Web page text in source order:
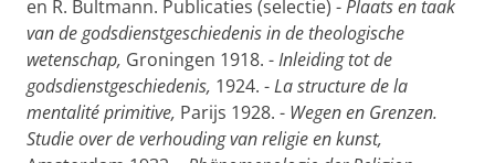
en R. Bultmann. Publicaties (selectie) -Plaats en taak
van de godsdienstgeschiedenis in de theologische
wetenschap, Groningen 1918. -Inleiding tot de
godsdienstgeschiedenis, 1924. -La structure de la
mentalité primitive, Parijs 1928. - Wegen en Grenzen.
Studie over de verhouding van religie en kunst,